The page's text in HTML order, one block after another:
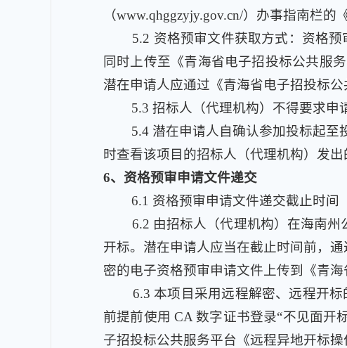
（www.qhggzyjy.gov.cn/）办事指南栏
5.2 资格预审文件获取方式：资格
同时上传至《青海省电子招投标公共服
潜在申请人应通过《青海省电子招投标
5.3 招标人（代理机构）不得要求申
5.4 潜在申请人自确认参加投标起至
时查看该项目的招标人（代理机构）发出
6、资格预审申请文件递交
6.1 资格预审申请文件递交截止时间
6.2 由招标人（代理机构）在海南
开标。潜在申请人应当在截止时间前，
密的电子资格预审申请文件上传到《青海
6.3 本项目采用远程解密、远程开
前提前使用 CA 数字证书登录“不见面开
子招投标公共服务平台《远程异地开标